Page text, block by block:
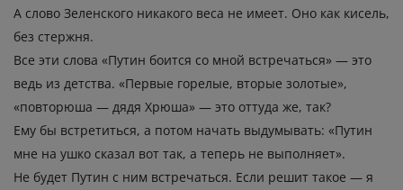
А слово Зеленского никакого веса не имеет. Оно как кисель,
без стержня.
Все эти слова «Путин боится со мной встречаться» — это
ведь из детства. «Первые горелые, вторые золотые»,
«повторюша — дядя Хрюша» — это оттуда же, так?
Ему бы встретиться, а потом начать выдумывать: «Путин
мне на ушко сказал вот так, а теперь не выполняет».
Не будет Путин с ним встречаться. Если решит такое — я